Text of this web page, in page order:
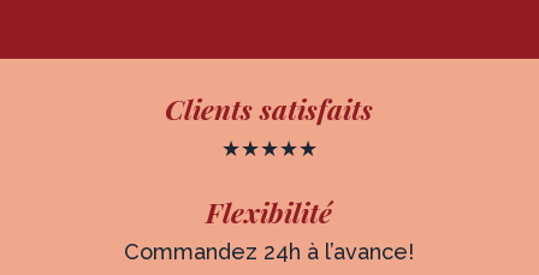
Clients satisfaits
★★★★★
Flexibilité
Commandez 24h à l’avance!